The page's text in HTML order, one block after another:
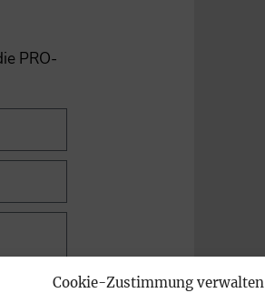
Cookie-Zustimmung verwalten
PRO-